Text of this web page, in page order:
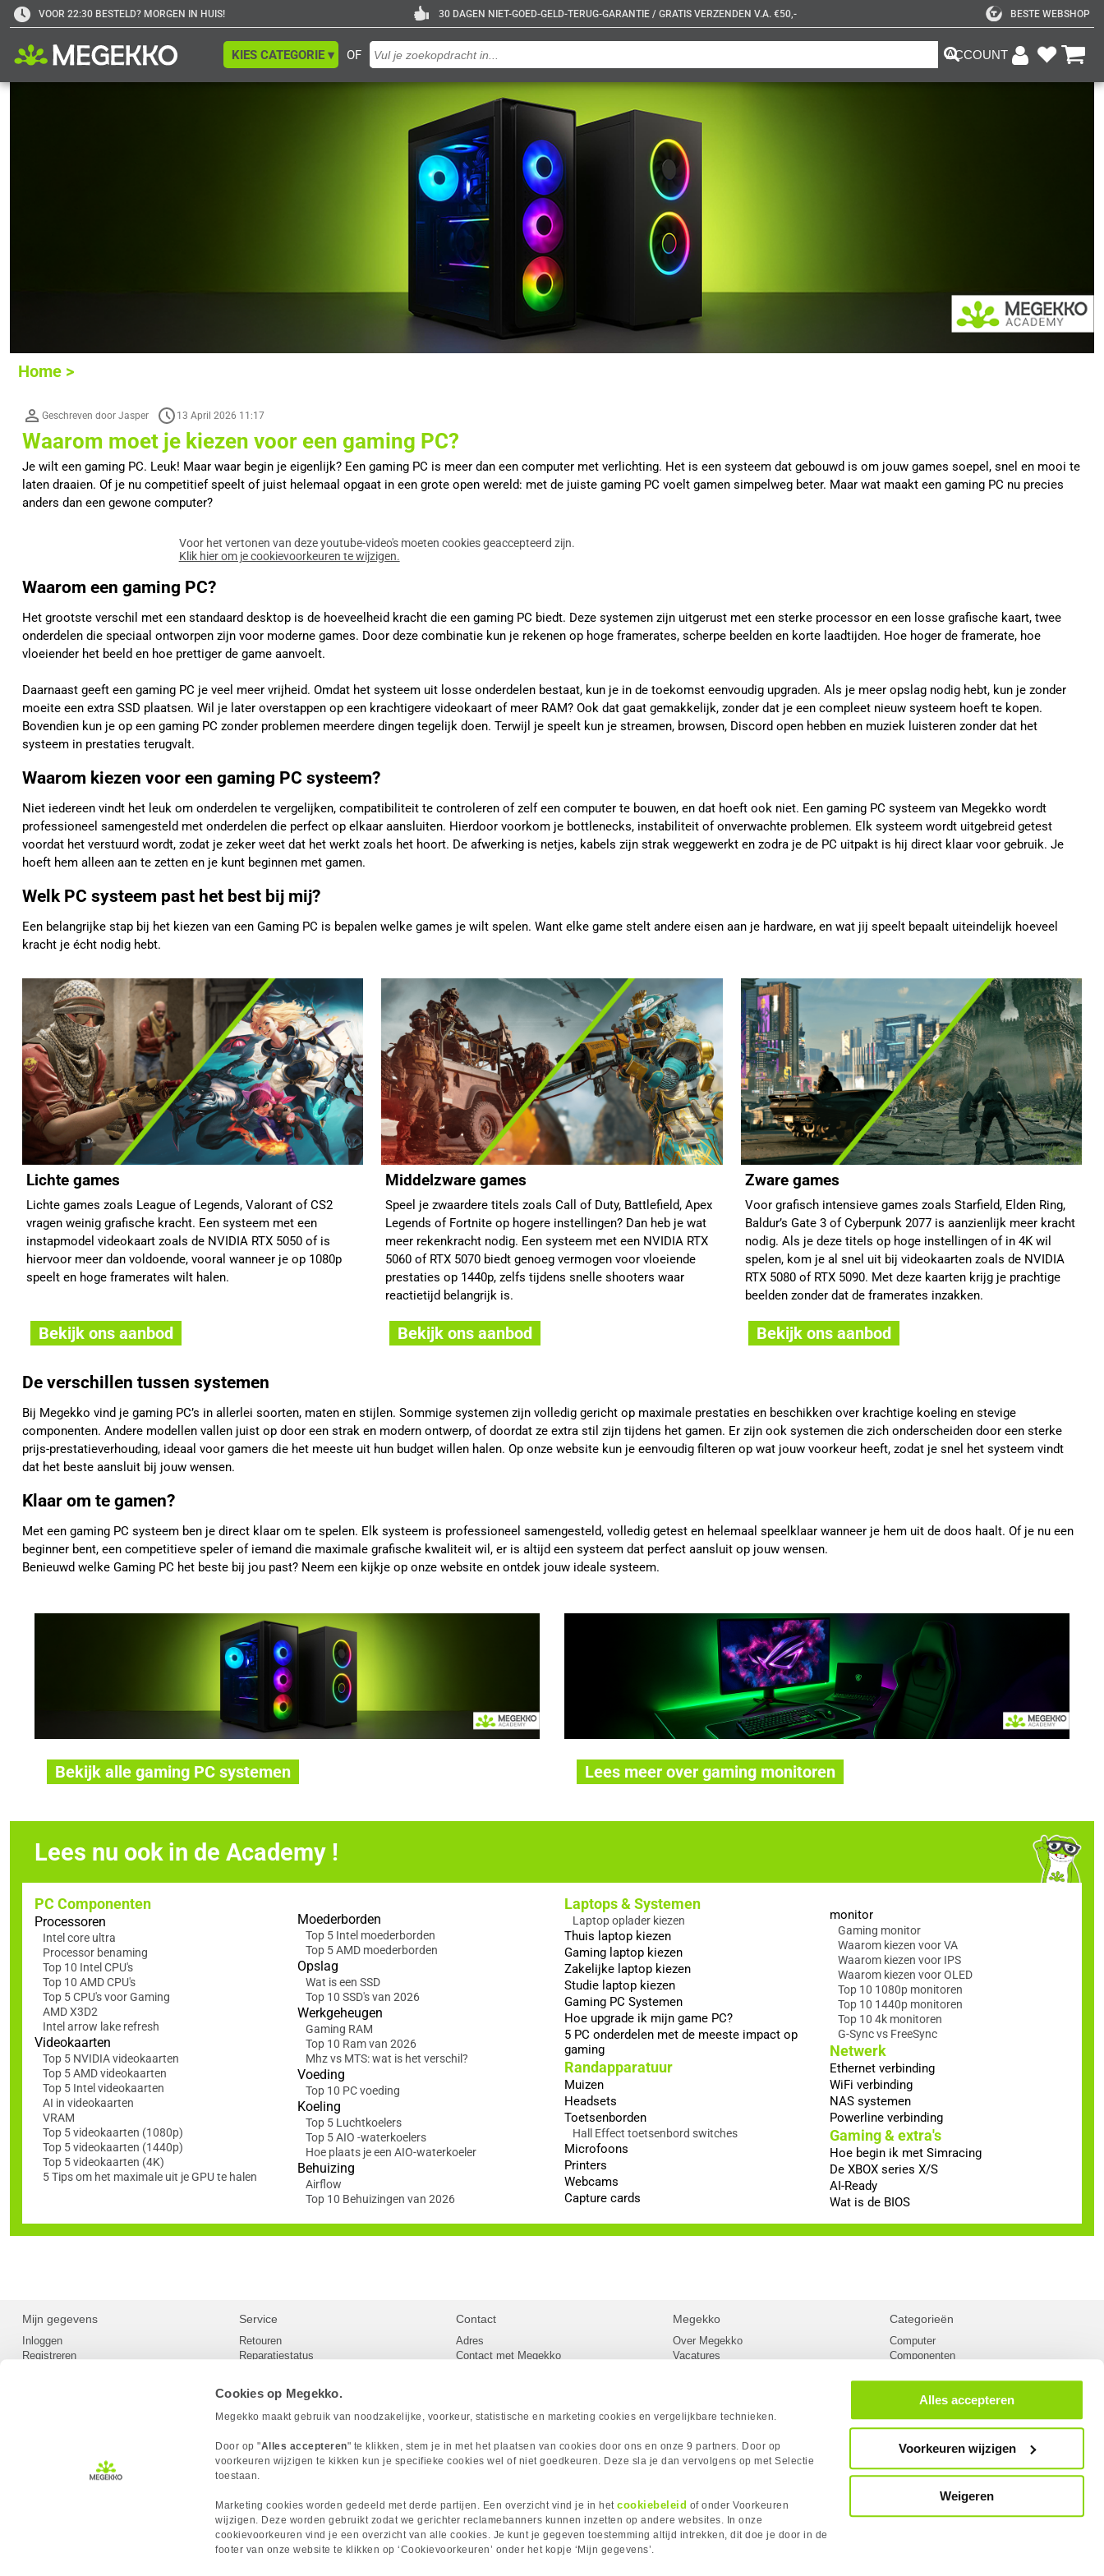
Cookies op Megekko.
Megekko maakt gebruik van noodzakelijke, voorkeur, statistische en marketing cookies en vergelijkbare technieken.
Door op "Alles accepteren" te klikken, stem je in met het plaatsen van cookies door ons en onze 9 partners. Door op
voorkeuren wijzigen te kikken kun je specifieke cookies wel of niet goedkeuren. Deze sla je dan vervolgens op met Selectie
toestaan.
Marketing cookies worden gedeeld met derde partijen. Een overzicht vind je in hetcookiebeleid of onder Voorkeuren
wijzigen. Deze worden gebruikt zodat we gerichter reclamebanners kunnen inzetten op andere websites. In onze
cookievoorkeuren vind je een overzicht van alle cookies. Je kunt je gegeven toestemming altijd intrekken, dit doe je door in de
footer van onze website te klikken op ‘Cookievoorkeuren’ onder het kopje ‘Mijn gegevens’.
Alles accepteren
Voorkeuren wijzigen
Weigeren
VOOR 22:30 BESTELD? MORGEN IN HUIS! 30 DAGEN NIET-GOED-GELD-TERUG-GARANTIE / GRATIS VERZENDEN V.A. €50,- BESTE WEBSHOP
OF
KIES CATEGORIE ▾ ACCOUNT
Home >
Geschreven door Jasper 13 April 2026 11:17
Waarom moet je kiezen voor een gaming PC?
Je wilt een gaming PC. Leuk! Maar waar begin je eigenlijk? Een gaming PC is meer dan een computer met verlichting. Het is een systeem dat gebouwd is om jouw games soepel, snel en mooi te
laten draaien. Of je nu competitief speelt of juist helemaal opgaat in een grote open wereld: met de juiste gaming PC voelt gamen simpelweg beter. Maar wat maakt een gaming PC nu precies
anders dan een gewone computer?
Voor het vertonen van deze youtube-video's moeten cookies geaccepteerd zijn.
Klik hier om je cookievoorkeuren te wijzigen.
Waarom een gaming PC?
Het grootste verschil met een standaard desktop is de hoeveelheid kracht die een gaming PC biedt. Deze systemen zijn uitgerust met een sterke processor en een losse grafische kaart, twee
onderdelen die speciaal ontworpen zijn voor moderne games. Door deze combinatie kun je rekenen op hoge framerates, scherpe beelden en korte laadtijden. Hoe hoger de framerate, hoe
vloeiender het beeld en hoe prettiger de game aanvoelt.
Daarnaast geeft een gaming PC je veel meer vrijheid. Omdat het systeem uit losse onderdelen bestaat, kun je in de toekomst eenvoudig upgraden. Als je meer opslag nodig hebt, kun je zonder
moeite een extra SSD plaatsen. Wil je later overstappen op een krachtigere videokaart of meer RAM? Ook dat gaat gemakkelijk, zonder dat je een compleet nieuw systeem hoeft te kopen.
Bovendien kun je op een gaming PC zonder problemen meerdere dingen tegelijk doen. Terwijl je speelt kun je streamen, browsen, Discord open hebben en muziek luisteren zonder dat het
systeem in prestaties terugvalt.
Waarom kiezen voor een gaming PC systeem?
Niet iedereen vindt het leuk om onderdelen te vergelijken, compatibiliteit te controleren of zelf een computer te bouwen, en dat hoeft ook niet. Een gaming PC systeem van Megekko wordt
professioneel samengesteld met onderdelen die perfect op elkaar aansluiten. Hierdoor voorkom je bottlenecks, instabiliteit of onverwachte problemen. Elk systeem wordt uitgebreid getest
voordat het verstuurd wordt, zodat je zeker weet dat het werkt zoals het hoort. De afwerking is netjes, kabels zijn strak weggewerkt en zodra je de PC uitpakt is hij direct klaar voor gebruik. Je
hoeft hem alleen aan te zetten en je kunt beginnen met gamen.
Welk PC systeem past het best bij mij?
Een belangrijke stap bij het kiezen van een Gaming PC is bepalen welke games je wilt spelen. Want elke game stelt andere eisen aan je hardware, en wat jij speelt bepaalt uiteindelijk hoeveel
kracht je écht nodig hebt.
Lichte games
Lichte games zoals League of Legends, Valorant of CS2
vragen weinig grafische kracht. Een systeem met een
instapmodel videokaart zoals de NVIDIA RTX 5050 of is
hiervoor meer dan voldoende, vooral wanneer je op 1080p
speelt en hoge framerates wilt halen.
Middelzware games
Speel je zwaardere titels zoals Call of Duty, Battlefield, Apex
Legends of Fortnite op hogere instellingen? Dan heb je wat
meer rekenkracht nodig. Een systeem met een NVIDIA RTX
5060 of RTX 5070 biedt genoeg vermogen voor vloeiende
prestaties op 1440p, zelfs tijdens snelle shooters waar
reactietijd belangrijk is.
Zware games
Voor grafisch intensieve games zoals Starfield, Elden Ring,
Baldur’s Gate 3 of Cyberpunk 2077 is aanzienlijk meer kracht
nodig. Als je deze titels op hoge instellingen of in 4K wil
spelen, kom je al snel uit bij videokaarten zoals de NVIDIA
RTX 5080 of RTX 5090. Met deze kaarten krijg je prachtige
beelden zonder dat de framerates inzakken.
Bekijk ons aanbod Bekijk ons aanbod Bekijk ons aanbod
De verschillen tussen systemen
Bij Megekko vind je gaming PC’s in allerlei soorten, maten en stijlen. Sommige systemen zijn volledig gericht op maximale prestaties en beschikken over krachtige koeling en stevige
componenten. Andere modellen vallen juist op door een strak en modern ontwerp, of doordat ze extra stil zijn tijdens het gamen. Er zijn ook systemen die zich onderscheiden door een sterke
prijs-prestatieverhouding, ideaal voor gamers die het meeste uit hun budget willen halen. Op onze website kun je eenvoudig filteren op wat jouw voorkeur heeft, zodat je snel het systeem vindt
dat het beste aansluit bij jouw wensen.
Klaar om te gamen?
Met een gaming PC systeem ben je direct klaar om te spelen. Elk systeem is professioneel samengesteld, volledig getest en helemaal speelklaar wanneer je hem uit de doos haalt. Of je nu een
beginner bent, een competitieve speler of iemand die maximale grafische kwaliteit wil, er is altijd een systeem dat perfect aansluit op jouw wensen.
Benieuwd welke Gaming PC het beste bij jou past? Neem een kijkje op onze website en ontdek jouw ideale systeem.
Bekijk alle gaming PC systemen Lees meer over gaming monitoren
Lees nu ook in de Academy !
PC Componenten
Processoren
Intel core ultra
Processor benaming
Top 10 Intel CPU's
Top 10 AMD CPU's
Top 5 CPU's voor Gaming
AMD X3D2
Intel arrow lake refresh
Videokaarten
Top 5 NVIDIA videokaarten
Top 5 AMD videokaarten
Top 5 Intel videokaarten
AI in videokaarten
VRAM
Top 5 videokaarten (1080p)
Top 5 videokaarten (1440p)
Top 5 videokaarten (4K)
5 Tips om het maximale uit je GPU te halen
Moederborden
Top 5 Intel moederborden
Top 5 AMD moederborden
Opslag
Wat is een SSD
Top 10 SSD's van 2026
Werkgeheugen
Gaming RAM
Top 10 Ram van 2026
Mhz vs MTS: wat is het verschil?
Voeding
Top 10 PC voeding
Koeling
Top 5 Luchtkoelers
Top 5 AIO -waterkoelers
Hoe plaats je een AIO-waterkoeler
Behuizing
Airflow
Top 10 Behuizingen van 2026
Laptops & Systemen
Laptop oplader kiezen
Thuis laptop kiezen
Gaming laptop kiezen
Zakelijke laptop kiezen
Studie laptop kiezen
Gaming PC Systemen
Hoe upgrade ik mijn game PC?
5 PC onderdelen met de meeste impact op
gaming
Randapparatuur
Muizen
Headsets
Toetsenborden
Hall Effect toetsenbord switches
Microfoons
Printers
Webcams
Capture cards
monitor
Gaming monitor
Waarom kiezen voor VA
Waarom kiezen voor IPS
Waarom kiezen voor OLED
Top 10 1080p monitoren
Top 10 1440p monitoren
Top 10 4k monitoren
G-Sync vs FreeSync
Netwerk
Ethernet verbinding
WiFi verbinding
NAS systemen
Powerline verbinding
Gaming & extra's
Hoe begin ik met Simracing
De XBOX series X/S
AI-Ready
Wat is de BIOS
Mijn gegevens
Inloggen
Registreren
Service
Retouren
Reparatiestatus
Herroepingsrecht
Betaalmethoden
Megekko builds
Toegankelijkheid
Contact
Adres
Contact met Megekko
Megekko
Over Megekko
Vacatures
Sitemap
Acties
Megekko Academy
Megekko Forum
Megekko Golden Case Badge
Categorieën
Computer
Componenten
Kabels
Netwerk
Gaming laptops
PC Systemen
Megekko fanshop